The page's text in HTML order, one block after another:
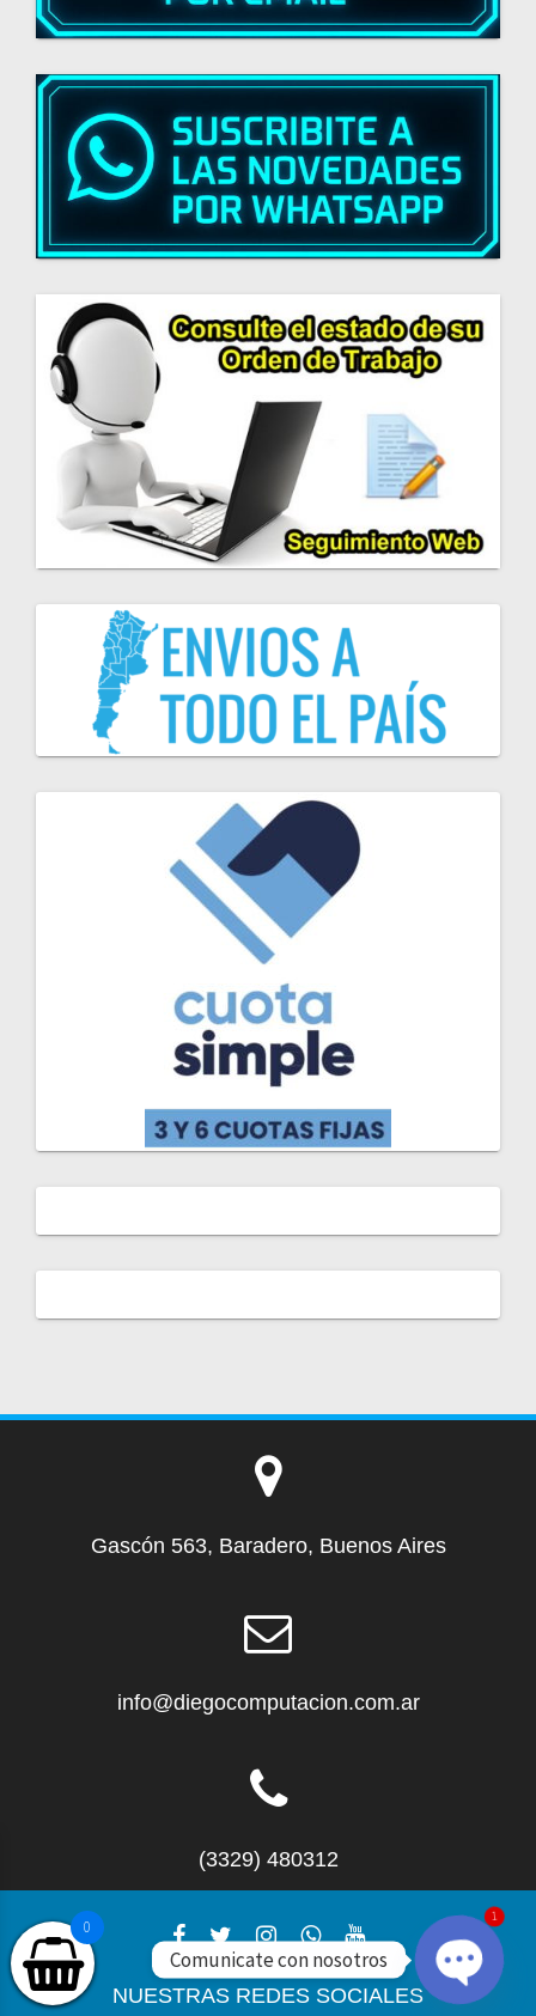
Gascón 563, Baradero, Buenos Aires
info@diegocomputacion.com.ar
(3329) 480312
NUESTRAS REDES SOCIALES
0
Comunicate con nosotros
1